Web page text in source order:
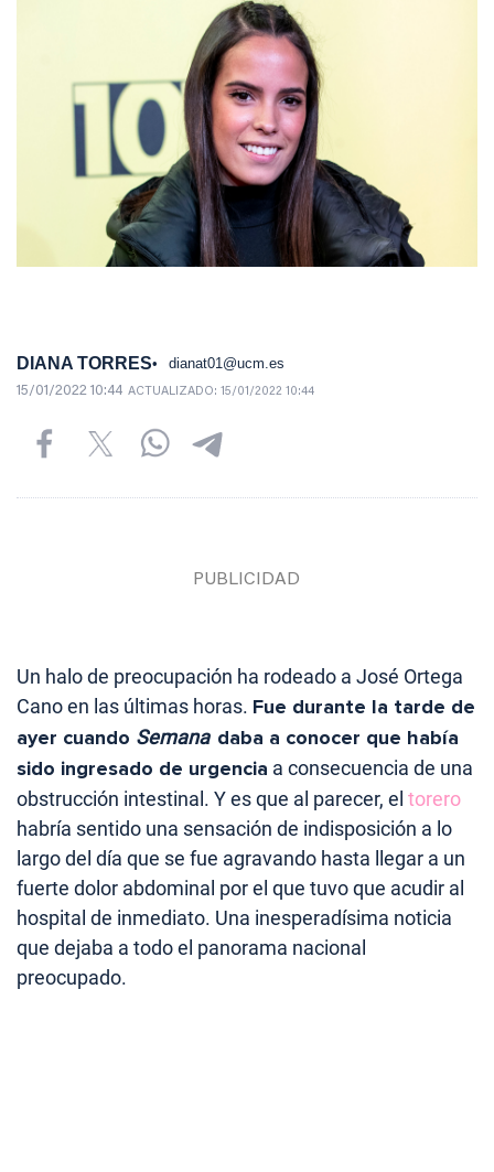
DIANA TORRES dianat01@ucm.es
15/01/2022 10:44 ACTUALIZADO: 15/01/2022 10:44
Un halo de preocupación ha rodeado a José Ortega
Cano en las últimas horas. Fue durante la tarde de
ayer cuando Semana daba a conocer que había
sido ingresado de urgencia a consecuencia de una
obstrucción intestinal. Y es que al parecer, el torero
habría sentido una sensación de indisposición a lo
largo del día que se fue agravando hasta llegar a un
fuerte dolor abdominal por el que tuvo que acudir al
hospital de inmediato. Una inesperadísima noticia
que dejaba a todo el panorama nacional
preocupado.